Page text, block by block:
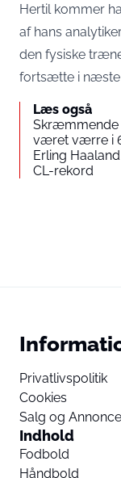
Hertil kommer
af hans
den fysiske
fortsætte i
Læs også
Skræmmende
været værre i
Erling
CL-rekord
Privatlivspolitik
Cookies
Salg og
Indhold
Fodbold
Håndbold